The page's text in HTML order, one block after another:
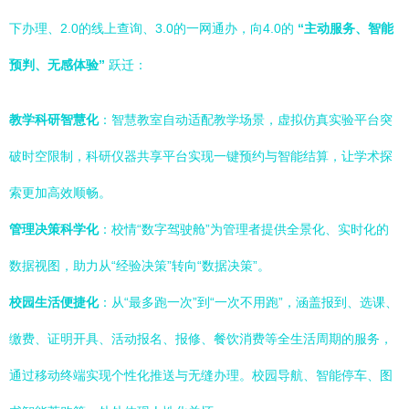
下办理、2.0的线上查询、3.0的一网通办，向4.0的 “主动服务、智能
预判、无感体验” 跃迁：
教学科研智慧化：智慧教室自动适配教学场景，虚拟仿真实验平台突
破时空限制，科研仪器共享平台实现一键预约与智能结算，让学术探
索更加高效顺畅。
管理决策科学化：校情“数字驾驶舱”为管理者提供全景化、实时化的
数据视图，助力从“经验决策”转向“数据决策”。
校园生活便捷化：从“最多跑一次”到“一次不用跑”，涵盖报到、选课、
缴费、证明开具、活动报名、报修、餐饮消费等全生活周期的服务，
通过移动终端实现个性化推送与无缝办理。校园导航、智能停车、图